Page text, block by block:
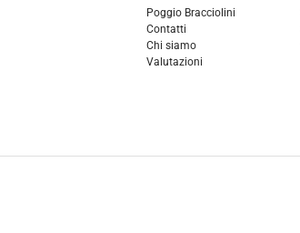
Poggio Bracciolini
Contatti
Chi siamo
Valutazioni